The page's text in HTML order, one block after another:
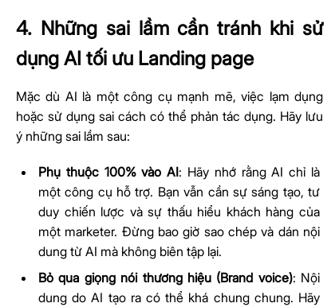
4. Những sai lầm cần tránh khi sử
dụng AI tối ưu Landing page
Mặc dù AI là một công cụ mạnh mẽ, việc lạm dụng
hoặc sử dụng sai cách có thể phản tác dụng. Hãy lưu
ý những sai lầm sau:
Phụ thuộc 100% vào AI: Hãy nhớ rằng AI chỉ là
một công cụ hỗ trợ. Bạn vẫn cần sự sáng tạo, tư
duy chiến lược và sự thấu hiểu khách hàng của
một marketer. Đừng bao giờ sao chép và dán nội
dung từ AI mà không biên tập lại.
Bỏ qua giọng nói thương hiệu (Brand voice): Nội
dung do AI tạo ra có thể khá chung chung. Hãy